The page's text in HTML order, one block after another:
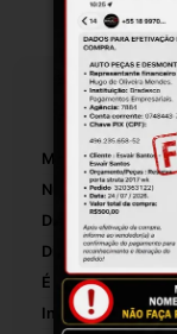
Marca:
Número De Peça:
Diâmetro Interno:
Diâmetro Externo:
É Ajustável:
Inclui Rolamento